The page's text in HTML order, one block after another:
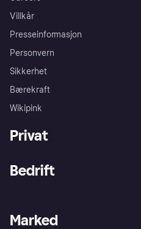
Villkår
Presseinformasjon
Personvern
Sikkerhet
Bærekraft
Wikipink
Privat
Utforsk butikker
Bedrift
Merchant portal
Marked